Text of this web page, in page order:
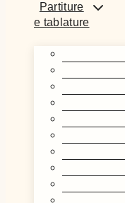
Partiture
e tablature